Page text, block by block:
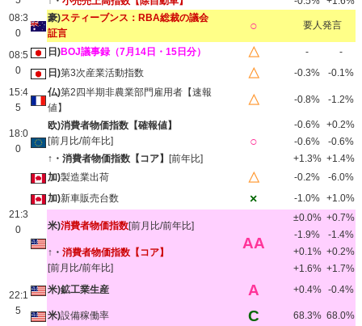
08:3
0
豪)スティーブンス：RBA総裁の議会
証言
○ 要人発言
08:5
0
日)BOJ議事録（7月14日・15日分） △ -
-
日)第3次産業活動指数 △ -0.3%
-0.1%
15:4
5
仏)第2四半期非農業部門雇用者【速報
値】
△ -0.8% -1.2%
18:0
0
欧)消費者物価指数【確報値】
[前月比/前年比]
○
-0.6% +0.2%
-0.6%
-0.6%
↑・消費者物価指数【コア】
[前年比] +1.3% +1.4%
21:3
0
加)製造業出荷 △ -0.2%
-6.0%
加)新車販売台数 × -1.0% +1.0%
米)消費者物価指数[前月比/前年比]
AA
±0.0% +0.7%
-1.9%
-1.4%
↑・ 消費者物価指数【コア】
[前月比/前年比]
+0.1% +0.2%
+1.6% +1.7%
22:1
5
米)鉱工業生産 A +0.4% -0.4%
米)設備稼働率 C 68.3% 68.0%